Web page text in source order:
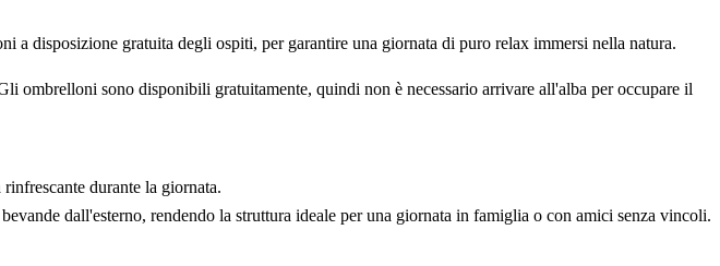
a disposizione gratuita degli ospiti, per garantire una giornata di puro relax immersi nella natura.
ombrelloni sono disponibili gratuitamente, quindi non è necessario arrivare all'alba per occupare il
durante la giornata.
dall'esterno, rendendo la struttura ideale per una giornata in famiglia o con amici senza vincoli.